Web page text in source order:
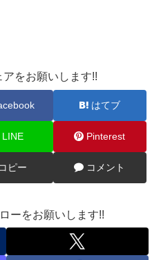
をお願いします!!
はてブ
LINE Pinterest
コピー コメント
ーをお願いします!!